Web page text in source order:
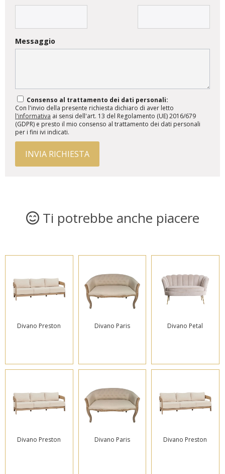
Messaggio
Consenso al trattamento dei dati personali:
Con l'invio della presente richiesta dichiaro di aver letto
l'informativa ai sensi dell'art. 13 del Regolamento (UE) 2016/679
(GDPR) e presto il mio consenso al trattamento dei dati personali
per i fini ivi indicati.
INVIA RICHIESTA
Ti potrebbe anche piacere
Divano Preston Divano Paris Divano Petal
Divano Preston Divano Paris Divano Preston